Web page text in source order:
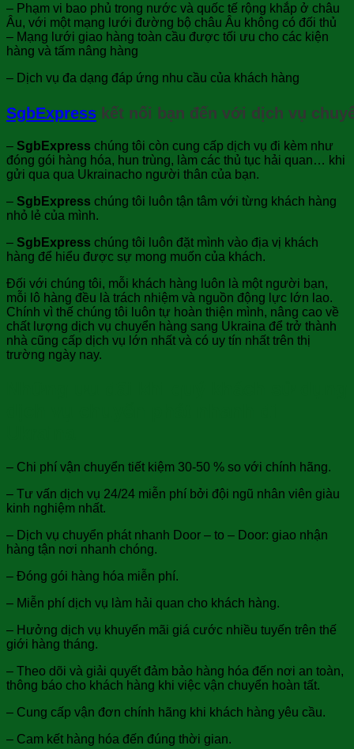
– Phạm vi bao phủ trong nước và quốc tế rộng khắp ở châu
Âu, với một mạng lưới đường bộ châu Âu không có đối thủ
– Mạng lưới giao hàng toàn cầu được tối ưu cho các kiện
hàng và tấm nâng hàng
– Dịch vụ đa dạng đáp ứng nhu cầu của khách hàng
SgbExpress kết nối bạn đến với dịch vụ
– SgbExpress chúng tôi còn cung cấp dịch vụ đi kèm như
đóng gói hàng hóa, hun trùng, làm các thủ tục hải quan… khi
gửi qua qua Ukrainacho người thân của bạn.
– SgbExpress chúng tôi luôn tận tâm với từng khách hàng
nhỏ lẻ của mình.
– SgbExpress chúng tôi luôn đặt mình vào địa vị khách
hàng để hiểu được sự mong muốn của khách.
Đối với chúng tôi, mỗi khách hàng luôn là một người bạn,
mỗi lô hàng đều là trách nhiệm và nguồn động lực lớn lao.
Chính vì thế chúng tôi luôn tự hoàn thiện mình, nâng cao về
chất lượng dịch vụ chuyển hàng sang Ukraina để trở thành
nhà cũng cấp dịch vụ lớn nhất và có uy tín nhất trên thị
trường ngày nay.
– Chi phí vận chuyển tiết kiệm 30-50 % so với chính hãng.
– Tư vấn dịch vụ 24/24 miễn phí bởi đội ngũ nhân viên giàu
kinh nghiệm nhất.
– Dịch vụ chuyển phát nhanh Door – to – Door: giao nhận
hàng tận nơi nhanh chóng.
– Đóng gói hàng hóa miễn phí.
– Miễn phí dịch vụ làm hải quan cho khách hàng.
– Hưởng dịch vụ khuyến mãi giá cước nhiều tuyến trên thế
giới hàng tháng.
– Theo dõi và giải quyết đảm bảo hàng hóa đến nơi an toàn,
thông báo cho khách hàng khi việc vận chuyển hoàn tất.
– Cung cấp vận đơn chính hãng khi khách hàng yêu cầu.
– Cam kết hàng hóa đến đúng thời gian.